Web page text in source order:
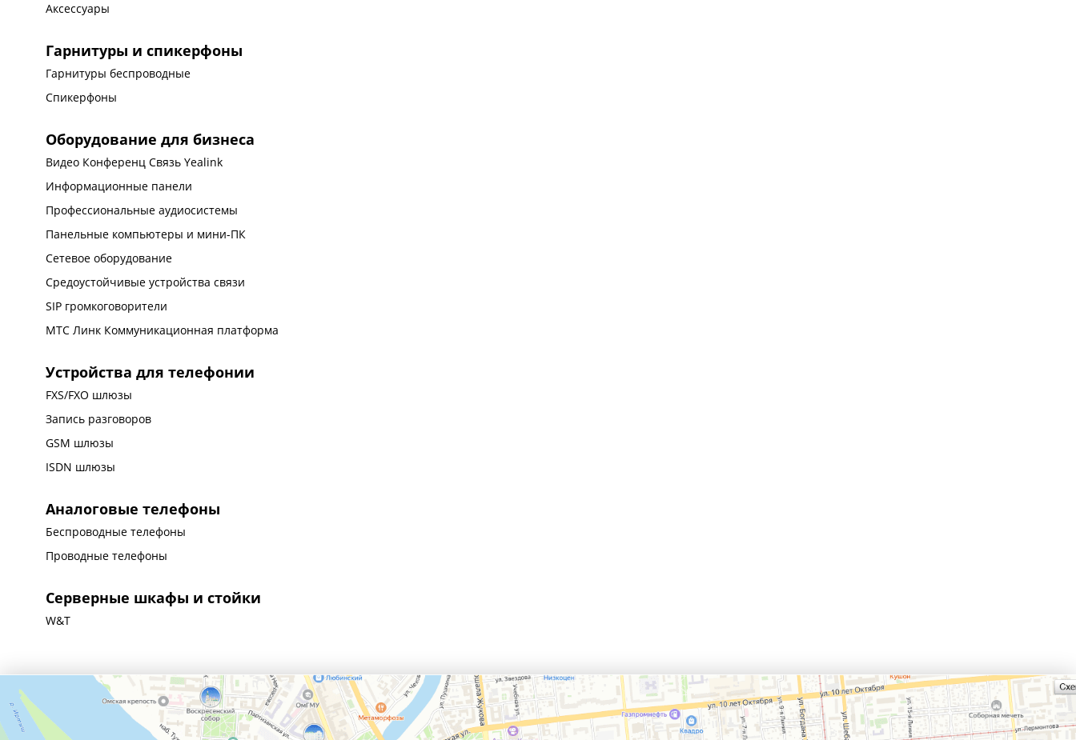
Аксессуары
Гарнитуры и спикерфоны
Гарнитуры беспроводные
Спикерфоны
Оборудование для бизнеса
Видео Конференц Связь Yealink
Информационные панели
Профессиональные аудиосистемы
Панельные компьютеры и мини-ПК
Сетевое оборудование
Средоустойчивые устройства связи
SIP громкоговорители
МТС Линк Коммуникационная платформа
Устройства для телефонии
FXS/FXO шлюзы
Запись разговоров
GSM шлюзы
ISDN шлюзы
Аналоговые телефоны
Беспроводные телефоны
Проводные телефоны
Серверные шкафы и стойки
W&T